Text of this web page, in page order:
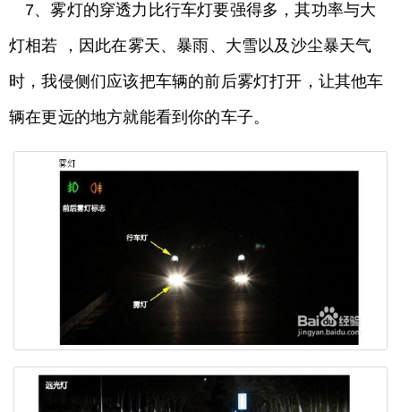
7、雾灯的穿透力比行车灯要强得多，其功率与大
灯相若 ，因此在雾天、暴雨、大雪以及沙尘暴天气
时，我侵侧们应该把车辆的前后雾灯打开，让其他车
辆在更远的地方就能看到你的车子。